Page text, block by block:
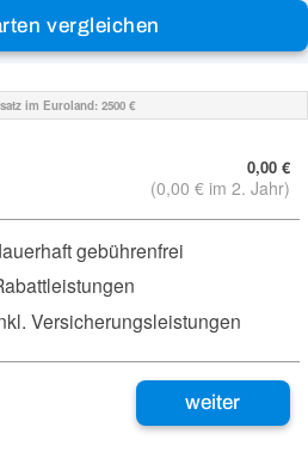
im Euroland: 2500 €
0,00 €
(0,00 € im 2. Jahr)
gebührenfrei
Versicherungsleistungen
weiter